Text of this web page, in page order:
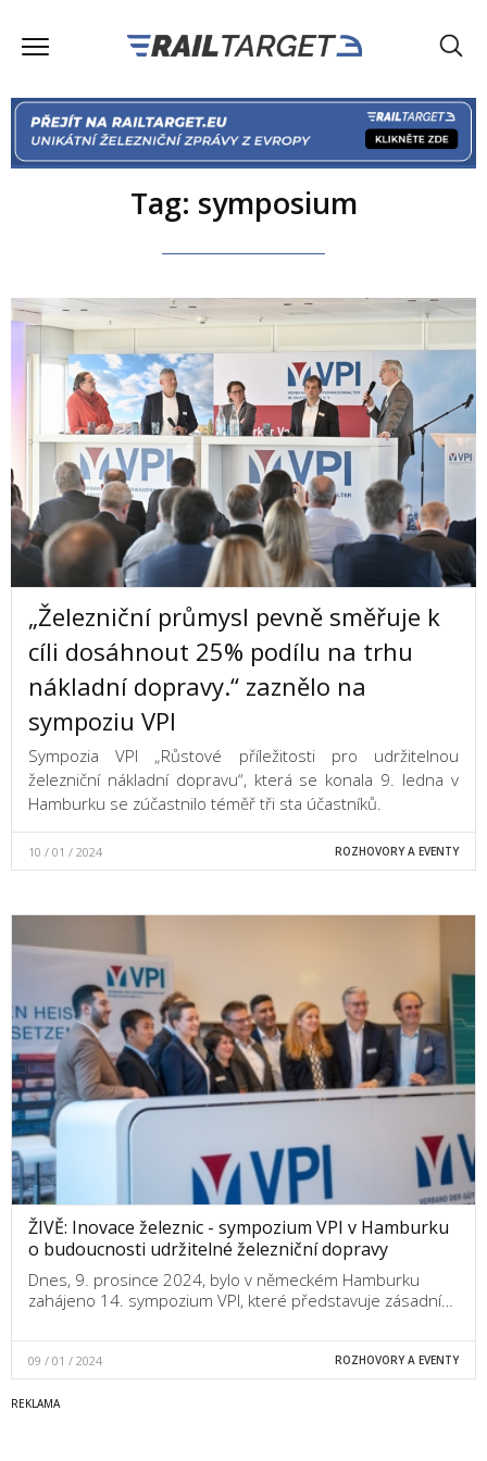
Tag: symposium
„Železniční průmysl pevně směřuje k
cíli dosáhnout 25% podílu na trhu
nákladní dopravy.“ zaznělo na
sympoziu VPI
Sympozia VPI „Růstové příležitosti pro udržitelnou
železniční nákladní dopravu“, která se konala 9. ledna v
Hamburku se zúčastnilo téměř tři sta účastníků.
10 / 01 / 2024 ROZHOVORY A EVENTY
ŽIVĚ: Inovace železnic - sympozium VPI v Hamburku
o budoucnosti udržitelné železniční dopravy
Dnes, 9. prosince 2024, bylo v německém Hamburku
zahájeno 14. sympozium VPI, které představuje zásadní…
09 / 01 / 2024 ROZHOVORY A EVENTY